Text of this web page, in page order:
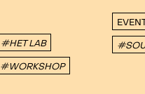
#HET LAB
#WORKSHOP